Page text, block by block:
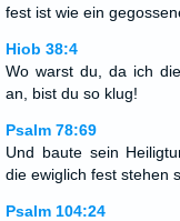
fest ist wie ein
Hiob 38:4
Wo warst du, da ich
an, bist du so klug!
Psalm 78:69
Und baute sein
die ewiglich fest stehen
Psalm 104:24